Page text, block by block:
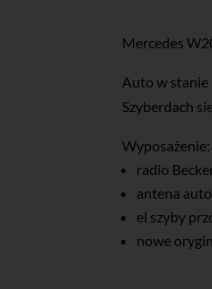
Mercedes
Auto w stanie
Szyberdach
Wyposażenie:
radio
antena
el szyby
nowe